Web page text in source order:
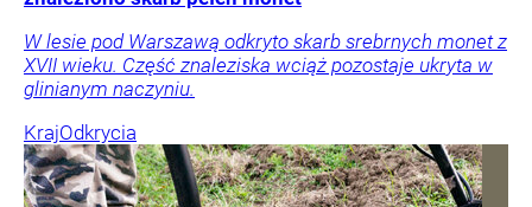
W lesie pod Warszawą odkryto skarb srebrnych monet z
XVII wieku. Część znaleziska wciąż pozostaje ukryta w
glinianym naczyniu.
KrajOdkrycia